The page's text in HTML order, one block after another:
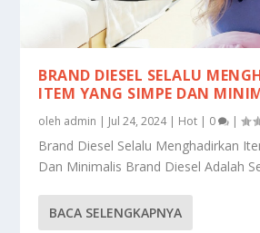
BRAND DIESEL SELALU
ITEM YANG SIMPE DAN
oleh admin | Jul 24, 2024| Hot | 0 |
Brand Diesel Selalu Menghadirkan
Dan Minimalis Brand Diesel Adalah
BACA SELENGKAPNYA